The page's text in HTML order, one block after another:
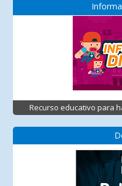
Recurso educativo para